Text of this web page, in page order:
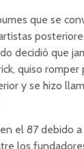
que se
decidió que
quiso
y se hizo
el 87 debido
los